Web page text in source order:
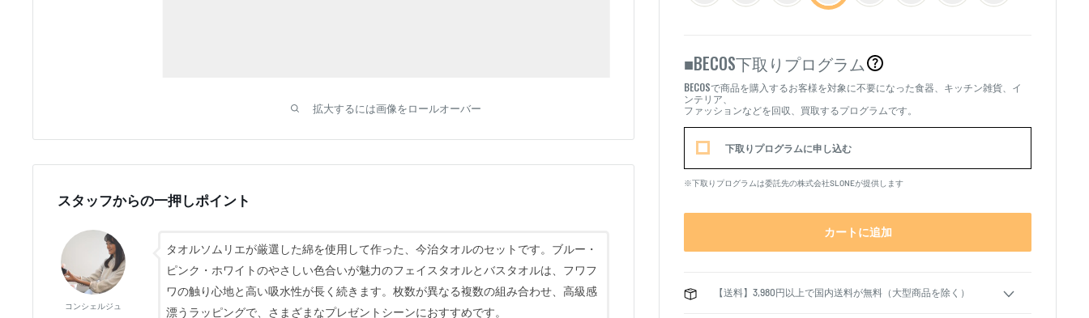
拡大するには画像をロールオーバー
■BECOS下取りプログラム
BECOSで商品を購入するお客様を対象に不要になった食器、キッチン雑貨、イ
ンテリア、
ファッションなどを回収、買取するプログラムです。
下取りプログラムに申し込む
※下取りプログラムは委託先の株式会社SLONEが提供します
カートに追加
【送料】3,980円以上で国内送料が無料（大型商品を除く）
スタッフからの一押しポイント
コンシェルジュ
タオルソムリエが厳選した綿を使用して作った、今治タオルのセットです。ブルー・
ピンク・ホワイトのやさしい色合いが魅力のフェイスタオルとバスタオルは、フワフ
ワの触り心地と高い吸水性が長く続きます。枚数が異なる複数の組み合わせ、高級感
漂うラッピングで、さまざまなプレゼントシーンにおすすめです。